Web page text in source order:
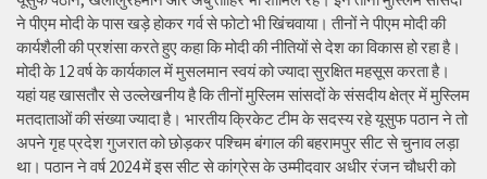
ने पीएम मोदी के पास खड़े होकर गर्व से फोटो भी खिंचवाया। तीनों ने पीएम मोदी की
कार्यशैली की प्रशंसा करते हुए कहा कि मोदी की नीतियों से देश का विकास हो रहा है।
मोदी के 12 वर्ष के कार्यकाल में मुसलमान स्वयं को ज्यादा सुरक्षित महसूस करता है।
यहां यह खासतौर से उल्लेखनीय है कि तीनों मुस्लिम सांसदों के संसदीय क्षेत्र में मुस्लिम
मतदाताओं की संख्या ज्यादा है। भारतीय क्रिकेट टीम के सदस्य रहे यूसुफ पठान ने तो
अपने गृह प्रदेश गुजरात को छोड़कर पश्चिम बंगाल की बहरामपुर सीट से चुनाव लड़ा
था। पठान ने वर्ष 2024 में इस सीट से कांग्रेस के उम्मीदवार अधीर रंजन चौधरी को